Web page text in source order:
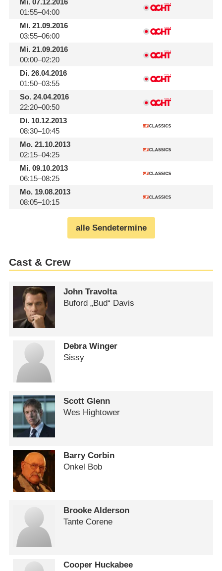
Mi.07.12.2016
01:55–04:00
Mi.21.09.2016
03:55–06:00
Mi.21.09.2016
00:00–02:20
Di.26.04.2016
01:50–03:55
So.24.04.2016
22:20–00:50
Di.10.12.2013
08:30–10:45
Mo.21.10.2013
02:15–04:25
Mi.09.10.2013
06:15–08:25
Mo.19.08.2013
08:05–10:15
alle Sendetermine
Cast & Crew
John Travolta
Buford „Bud“ Davis
Debra Winger
Sissy
Scott Glenn
Wes Hightower
Barry Corbin
Onkel Bob
Brooke Alderson
Tante Corene
Cooper Huckabee